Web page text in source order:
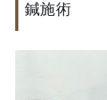
鍼施術